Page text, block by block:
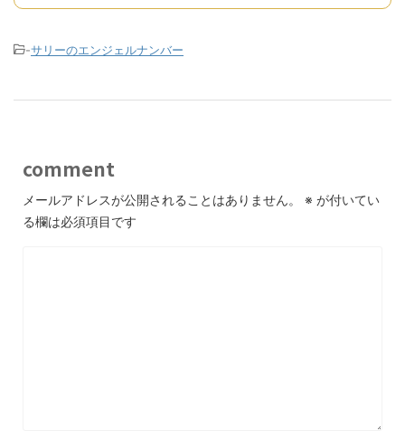
-サリーのエンジェルナンバー
comment
メールアドレスが公開されることはありません。 ※ が付いてい
る欄は必須項目です